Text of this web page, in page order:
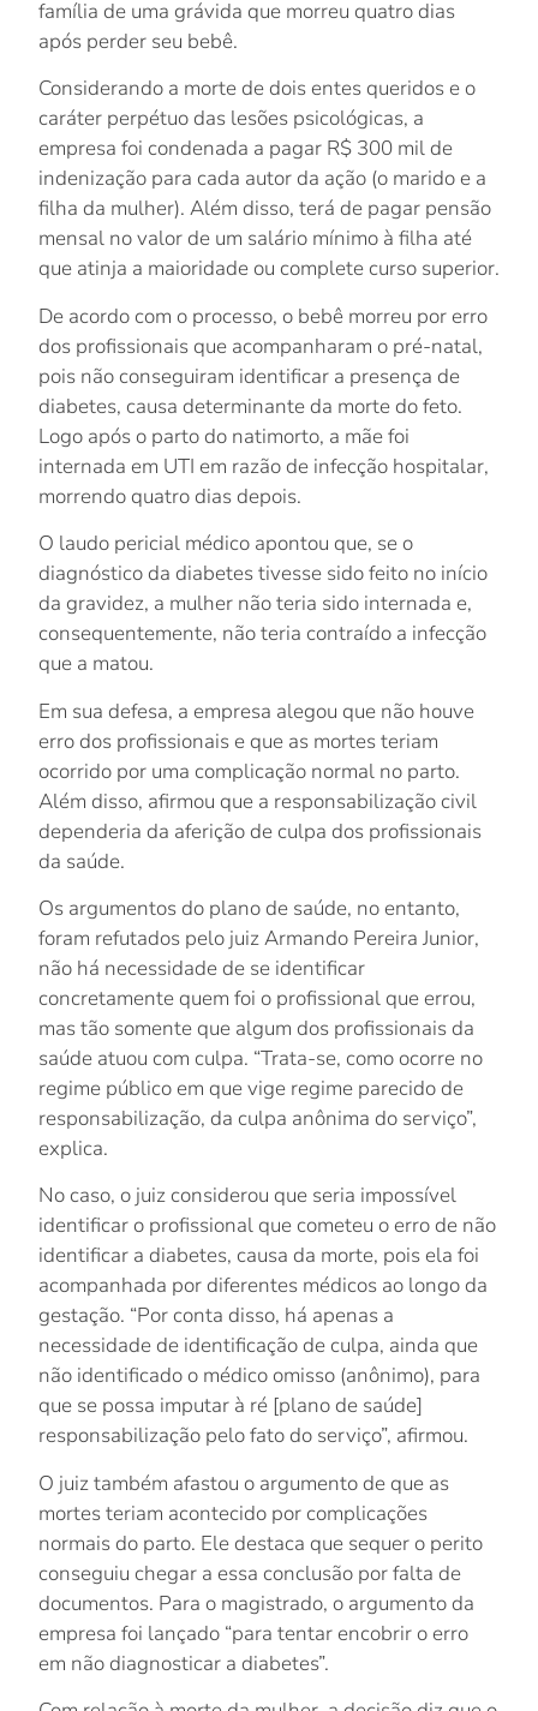
família de uma grávida que morreu quatro dias
após perder seu bebê.
Considerando a morte de dois entes queridos e o
caráter perpétuo das lesões psicológicas, a
empresa foi condenada a pagar R$ 300 mil de
indenização para cada autor da ação (o marido e a
filha da mulher). Além disso, terá de pagar pensão
mensal no valor de um salário mínimo à filha até
que atinja a maioridade ou complete curso superior.
De acordo com o processo, o bebê morreu por erro
dos profissionais que acompanharam o pré-natal,
pois não conseguiram identificar a presença de
diabetes, causa determinante da morte do feto.
Logo após o parto do natimorto, a mãe foi
internada em UTI em razão de infecção hospitalar,
morrendo quatro dias depois.
O laudo pericial médico apontou que, se o
diagnóstico da diabetes tivesse sido feito no início
da gravidez, a mulher não teria sido internada e,
consequentemente, não teria contraído a infecção
que a matou.
Em sua defesa, a empresa alegou que não houve
erro dos profissionais e que as mortes teriam
ocorrido por uma complicação normal no parto.
Além disso, afirmou que a responsabilização civil
dependeria da aferição de culpa dos profissionais
da saúde.
Os argumentos do plano de saúde, no entanto,
foram refutados pelo juiz Armando Pereira Junior,
não há necessidade de se identificar
concretamente quem foi o profissional que errou,
mas tão somente que algum dos profissionais da
saúde atuou com culpa. “Trata-se, como ocorre no
regime público em que vige regime parecido de
responsabilização, da culpa anônima do serviço”,
explica.
No caso, o juiz considerou que seria impossível
identificar o profissional que cometeu o erro de não
identificar a diabetes, causa da morte, pois ela foi
acompanhada por diferentes médicos ao longo da
gestação. “Por conta disso, há apenas a
necessidade de identificação de culpa, ainda que
não identificado o médico omisso (anônimo), para
que se possa imputar à ré [plano de saúde]
responsabilização pelo fato do serviço”, afirmou.
O juiz também afastou o argumento de que as
mortes teriam acontecido por complicações
normais do parto. Ele destaca que sequer o perito
conseguiu chegar a essa conclusão por falta de
documentos. Para o magistrado, o argumento da
empresa foi lançado “para tentar encobrir o erro
em não diagnosticar a diabetes”.